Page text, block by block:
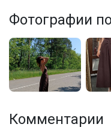
Фотографии
Комментарии
Платье бренда